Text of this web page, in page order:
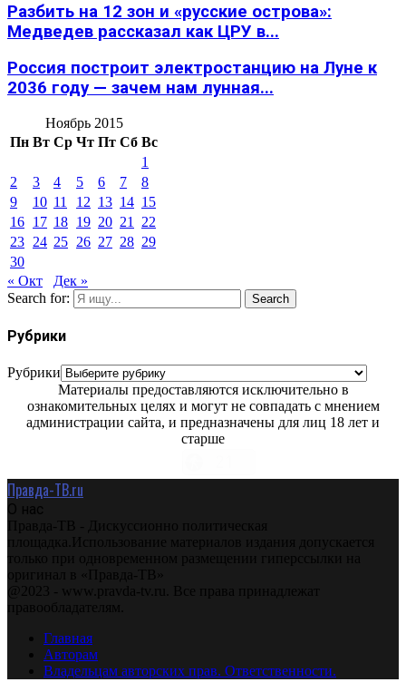
Разбить на 12 зон и «русские острова»:
Медведев рассказал как ЦРУ в...
Россия построит электростанцию на Луне к
2036 году — зачем нам лунная...
Ноябрь 2015
Пн Вт Ср Чт Пт Сб Вс
1
2
3 4 5 6 7
8
9
10 11 12 13 14 15
16 17 18 19 20 21
22
23 24 25 26 27 28 29
30
« Окт
Дек »
Search for:
Search
Рубрики
Рубрики
Материалы предоставляются исключительно в
ознакомительных целях и могут не совпадать с мнением
администрации сайта, и предназначены для лиц 18 лет и
старше
Правда-ТВ.ru
О нас
Правда-ТВ - Дискуссионно политическая
площадка.Использование материалов издания допускается
только при одновременном размещении гиперссылки на
оригинал в «Правда-ТВ»
@2023 - www.pravda-tv.ru. Все права принадлежат
правообладателям.
Главная
Авторам
Владельцам авторских прав. Ответственности.